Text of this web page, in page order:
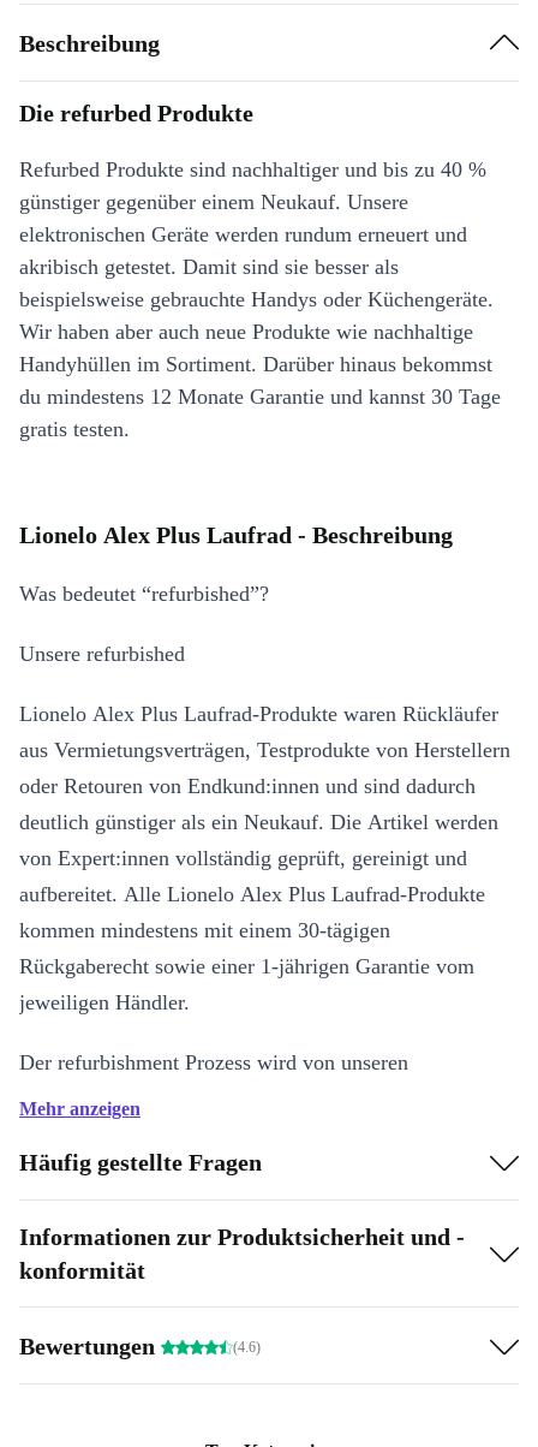
Beschreibung
Die refurbed Produkte
Refurbed Produkte sind nachhaltiger und bis zu 40 %
günstiger gegenüber einem Neukauf. Unsere
elektronischen Geräte werden rundum erneuert und
akribisch getestet. Damit sind sie besser als
beispielsweise gebrauchte Handys oder Küchengeräte.
Wir haben aber auch neue Produkte wie nachhaltige
Handyhüllen im Sortiment. Darüber hinaus bekommst
du mindestens 12 Monate Garantie und kannst 30 Tage
gratis testen.
Lionelo Alex Plus Laufrad - Beschreibung
Was bedeutet “refurbished”?
Unsere refurbished
Lionelo Alex Plus Laufrad-Produkte waren Rückläufer
aus Vermietungsverträgen, Testprodukte von Herstellern
oder Retouren von Endkund:innen und sind dadurch
deutlich günstiger als ein Neukauf. Die Artikel werden
von Expert:innen vollständig geprüft, gereinigt und
aufbereitet. Alle Lionelo Alex Plus Laufrad-Produkte
kommen mindestens mit einem 30-tägigen
Rückgaberecht sowie einer 1-jährigen Garantie vom
jeweiligen Händler.
Der refurbishment Prozess wird von unseren
Expert:innen in 4 Schritten durchgeführt:
Wie wird refurbished?
Überprüfung: Es wird untersucht, ob Mängel vorliegen, die
Funktion eingeschränkt oder ein Defekt vorhanden ist.
Reinigung: Die Produkte werden gereinigt - jede Produktgruppe
Mehr anzeigen
Häufig gestellte Fragen
Informationen zur Produktsicherheit und -
konformität
Bewertungen (4.6)